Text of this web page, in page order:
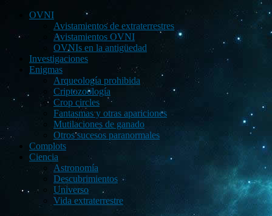
OVNI
Avistamientos de extraterrestres
Avistamientos OVNI
OVNIs en la antigüedad
Investigaciones
Enigmas
Arqueología prohibida
Criptozoología
Crop circles
Fantasmas y otras apariciones
Mutilaciones de ganado
Otros sucesos paranormales
Complots
Ciencia
Astronomía
Descubrimientos
Universo
Vida extraterrestre